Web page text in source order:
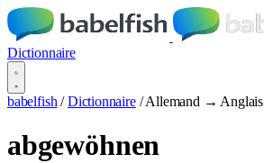
Dictionnaire
babelfish / Dictionnaire / Allemand → Anglais
abgewöhnen